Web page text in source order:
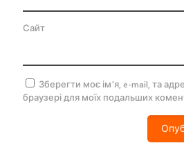
Сайт
Зберегти моє ім'я, e-mail, та
браузері для моїх подальших